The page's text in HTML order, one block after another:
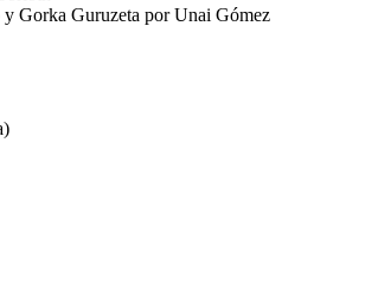
Gorka Guruzeta por Unai Gómez